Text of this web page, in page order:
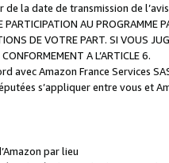
la date de transmission de
AU PROGRAMME
DE VOTRE PART. SI VOUS
A L’ARTICLE 6.
avec Amazon France Services
s’appliquer entre vous et
par lieu